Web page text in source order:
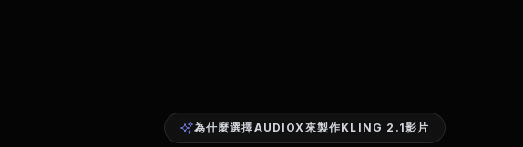
為什麼選擇AUDIOX來製作KLING 2.1影片